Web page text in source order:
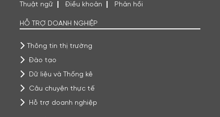
Thuật ngữ Điều khoản Phản hồi
HỖ TRỢ DOANH NGHIỆP
Thông tin thị trường
Đào tạo
Dữ liệu và Thống kê
Câu chuyện thực tế
Hỗ trợ doanh nghiệp